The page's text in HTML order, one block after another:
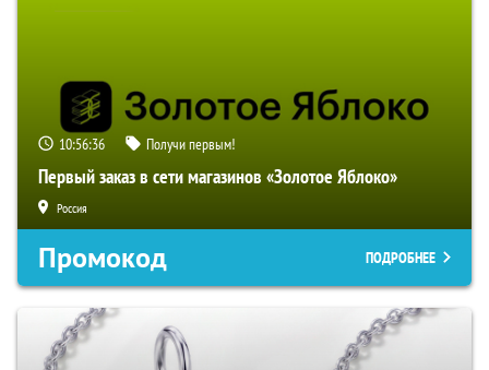
10:56:35 Получи первым!
Первый заказ в сети магазинов «Золотое Яблоко»
Россия
Промокод ПОДРОБНЕЕ